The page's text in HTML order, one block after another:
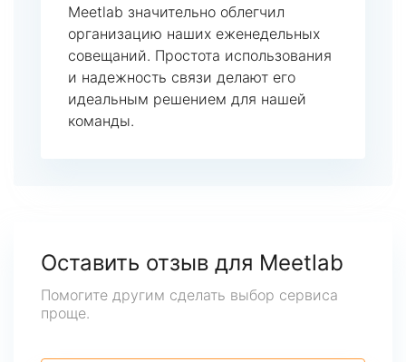
Meetlab значительно облегчил
организацию наших еженедельных
совещаний. Простота использования
и надежность связи делают его
идеальным решением для нашей
команды.
Оставить отзыв для Meetlab
Помогите другим сделать выбор сервиса
проще.